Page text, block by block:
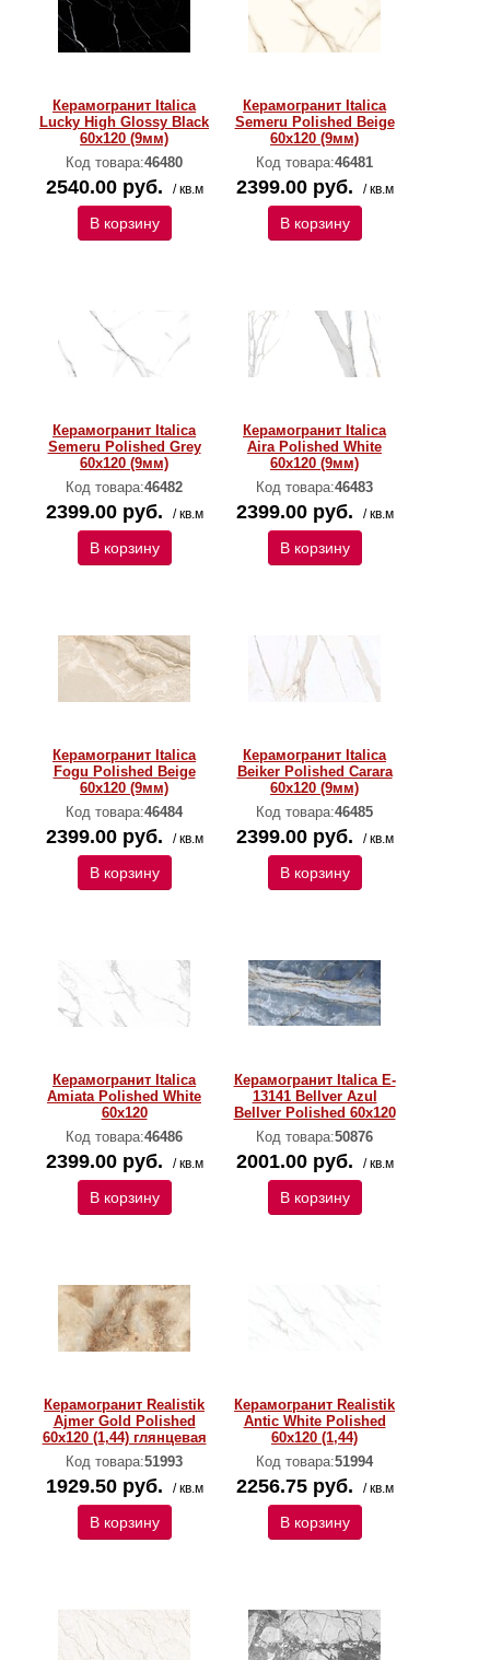
Керамогранит Italica
Lucky High Glossy Black
60х120 (9мм)
Код товара:46480
2540.00 руб. / кв.м
В корзину
Керамогранит Italica
Semeru Polished Beige
60х120 (9мм)
Код товара:46481
2399.00 руб. / кв.м
В корзину
Керамогранит Italica
Semeru Polished Grey
60х120 (9мм)
Код товара:46482
2399.00 руб. / кв.м
В корзину
Керамогранит Italica
Aira Polished White
60х120 (9мм)
Код товара:46483
2399.00 руб. / кв.м
В корзину
Керамогранит Italica
Fogu Polished Beige
60х120 (9мм)
Код товара:46484
2399.00 руб. / кв.м
В корзину
Керамогранит Italica
Beiker Polished Carara
60х120 (9мм)
Код товара:46485
2399.00 руб. / кв.м
В корзину
Керамогранит Italica
Amiata Polished White
60х120
Код товара:46486
2399.00 руб. / кв.м
В корзину
Керамогранит Italica E-
13141 Bellver Azul
Bellver Polished 60х120
Код товара:50876
2001.00 руб. / кв.м
В корзину
Керамогранит Realistik
Ajmer Gold Polished
60x120 (1,44) глянцевая
Код товара:51993
1929.50 руб. / кв.м
В корзину
Керамогранит Realistik
Antic White Polished
60x120 (1,44)
Код товара:51994
2256.75 руб. / кв.м
В корзину